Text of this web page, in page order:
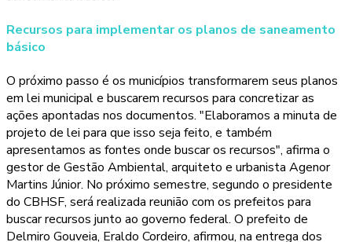
Recursos para implementar os planos de saneamento
básico
O próximo passo é os municípios transformarem seus planos
em lei municipal e buscarem recursos para concretizar as
ações apontadas nos documentos. "Elaboramos a minuta de
projeto de lei para que isso seja feito, e também
apresentamos as fontes onde buscar os recursos", afirma o
gestor de Gestão Ambiental, arquiteto e urbanista Agenor
Martins Júnior. No próximo semestre, segundo o presidente
do CBHSF, será realizada reunião com os prefeitos para
buscar recursos junto ao governo federal. O prefeito de
Delmiro Gouveia, Eraldo Cordeiro, afirmou, na entrega dos